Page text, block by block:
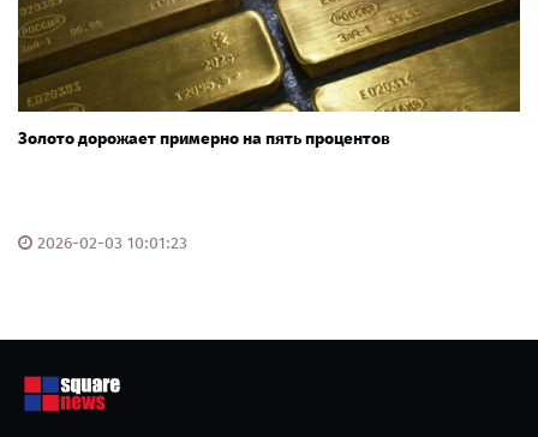
Золото дорожает примерно на пять процентов
2026-02-03 10:01:23